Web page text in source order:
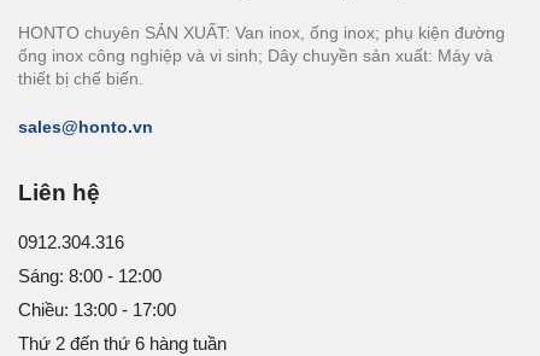
HONTO chuyên SẢN XUẤT: Van inox, ống inox; phụ kiện đường
ống inox công nghiệp và vi sinh; Dây chuyền sản xuất: Máy và
thiết bị chế biến.
sales@honto.vn
Liên hệ
0912.304.316
Sáng: 8:00 - 12:00
Chiều: 13:00 - 17:00
Thứ 2 đến thứ 6 hàng tuần